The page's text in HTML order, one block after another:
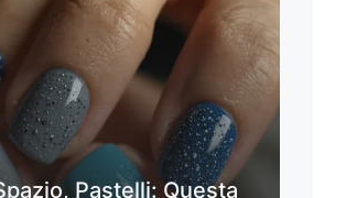
Pastelli: Questa